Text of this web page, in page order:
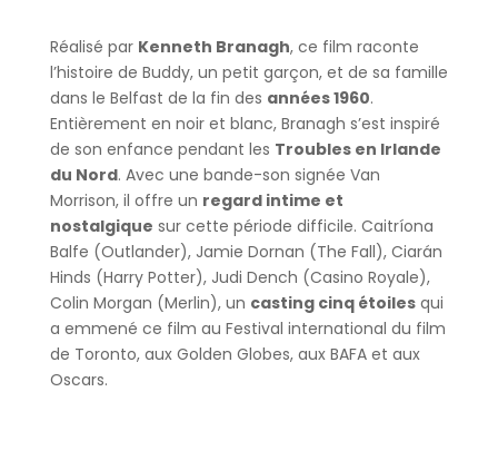
Réalisé par Kenneth Branagh, ce film raconte
l’histoire de Buddy, un petit garçon, et de sa famille
dans le Belfast de la fin des années 1960.
Entièrement en noir et blanc, Branagh s’est inspiré
de son enfance pendant les Troubles en Irlande
du Nord. Avec une bande-son signée Van
Morrison, il offre un regard intime et
nostalgique sur cette période difficile. Caitríona
Balfe (Outlander), Jamie Dornan (The Fall), Ciarán
Hinds (Harry Potter), Judi Dench (Casino Royale),
Colin Morgan (Merlin), un casting cinq étoilesqui
a emmené ce film au Festival international du film
de Toronto, aux Golden Globes, aux BAFA et aux
Oscars.